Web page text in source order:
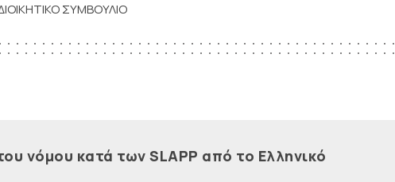
ΣΥΜΒΟΥΛΙΟ
νόμου κατά των SLAPP από το Ελληνικό